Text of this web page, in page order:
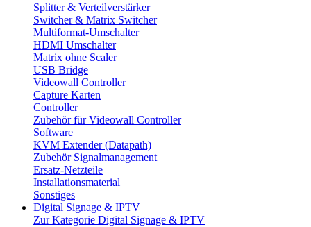
Splitter & Verteilverstärker
Switcher & Matrix Switcher
Multiformat-Umschalter
HDMI Umschalter
Matrix ohne Scaler
USB Bridge
Videowall Controller
Capture Karten
Controller
Zubehör für Videowall Controller
Software
KVM Extender (Datapath)
Zubehör Signalmanagement
Ersatz-Netzteile
Installationsmaterial
Sonstiges
Digital Signage & IPTV
Zur Kategorie Digital Signage & IPTV